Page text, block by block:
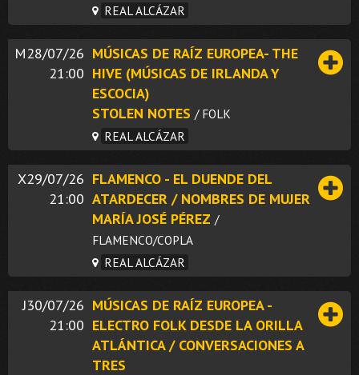
REAL ALCÁZAR
M28/07/26
21:00
MÚSICAS DE RAÍZ EUROPEA- THE
HIVE (MÚSICAS DE IRLANDA Y
ESCOCIA)
STOLEN NOTES / FOLK
REAL ALCÁZAR
X29/07/26
21:00
FLAMENCO - EL DUENDE DEL
ATARDECER / NOMBRES DE MUJER
MARÍA JOSÉ PÉREZ /
FLAMENCO/COPLA
REAL ALCÁZAR
J30/07/26
21:00
MÚSICAS DE RAÍZ EUROPEA -
ELECTRO FOLK DESDE LA ORILLA
ATLÁNTICA / CONVERSACIONES A
TRES